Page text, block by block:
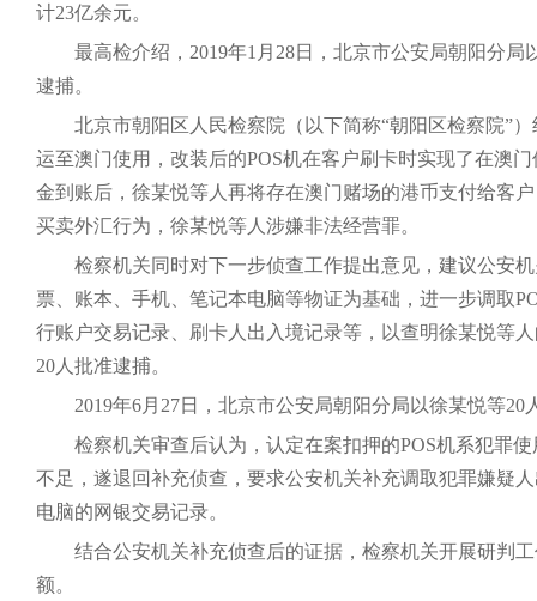
计23亿余元。
最高检介绍，2019年1月28日，北京市公安局朝阳分
逮捕。
北京市朝阳区人民检察院（以下简称“朝阳区检察院”
运至澳门使用，改装后的POS机在客户刷卡时实现了在澳
金到账后，徐某悦等人再将存在澳门赌场的港币支付给客
买卖外汇行为，徐某悦等人涉嫌非法经营罪。
检察机关同时对下一步侦查工作提出意见，建议公安
票、账本、手机、笔记本电脑等物证为基础，进一步调取
行账户交易记录、刷卡人出入境记录等，以查明徐某悦等
20人批准逮捕。
2019年6月27日，北京市公安局朝阳分局以徐某悦等
检察机关审查后认为，认定在案扣押的POS机系犯罪
不足，遂退回补充侦查，要求公安机关补充调取犯罪嫌疑
电脑的网银交易记录。
结合公安机关补充侦查后的证据，检察机关开展研判
额。